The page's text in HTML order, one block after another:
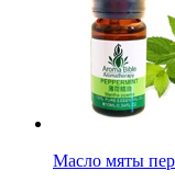
Масло мяты